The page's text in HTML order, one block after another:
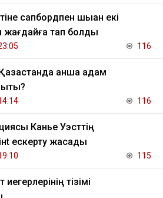
сапбордпен шыққан екі
жағдайға тап болды
116
қанша адам
116
Канье Уэсттің
ескерту жасады
115
тізімі